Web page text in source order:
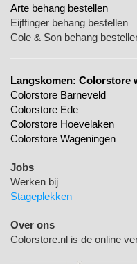
Arte behang bestellen
Eijffinger behang bestellen
Cole & Son behang
Langskomen: Colorstore
Colorstore Barneveld
Colorstore Ede
Colorstore Hoevelaken
Colorstore Wageningen
Jobs
Werken bij
Stageplekken
Over ons
Colorstore.nl is de online